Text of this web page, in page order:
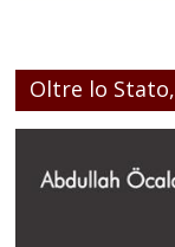
Oltre lo